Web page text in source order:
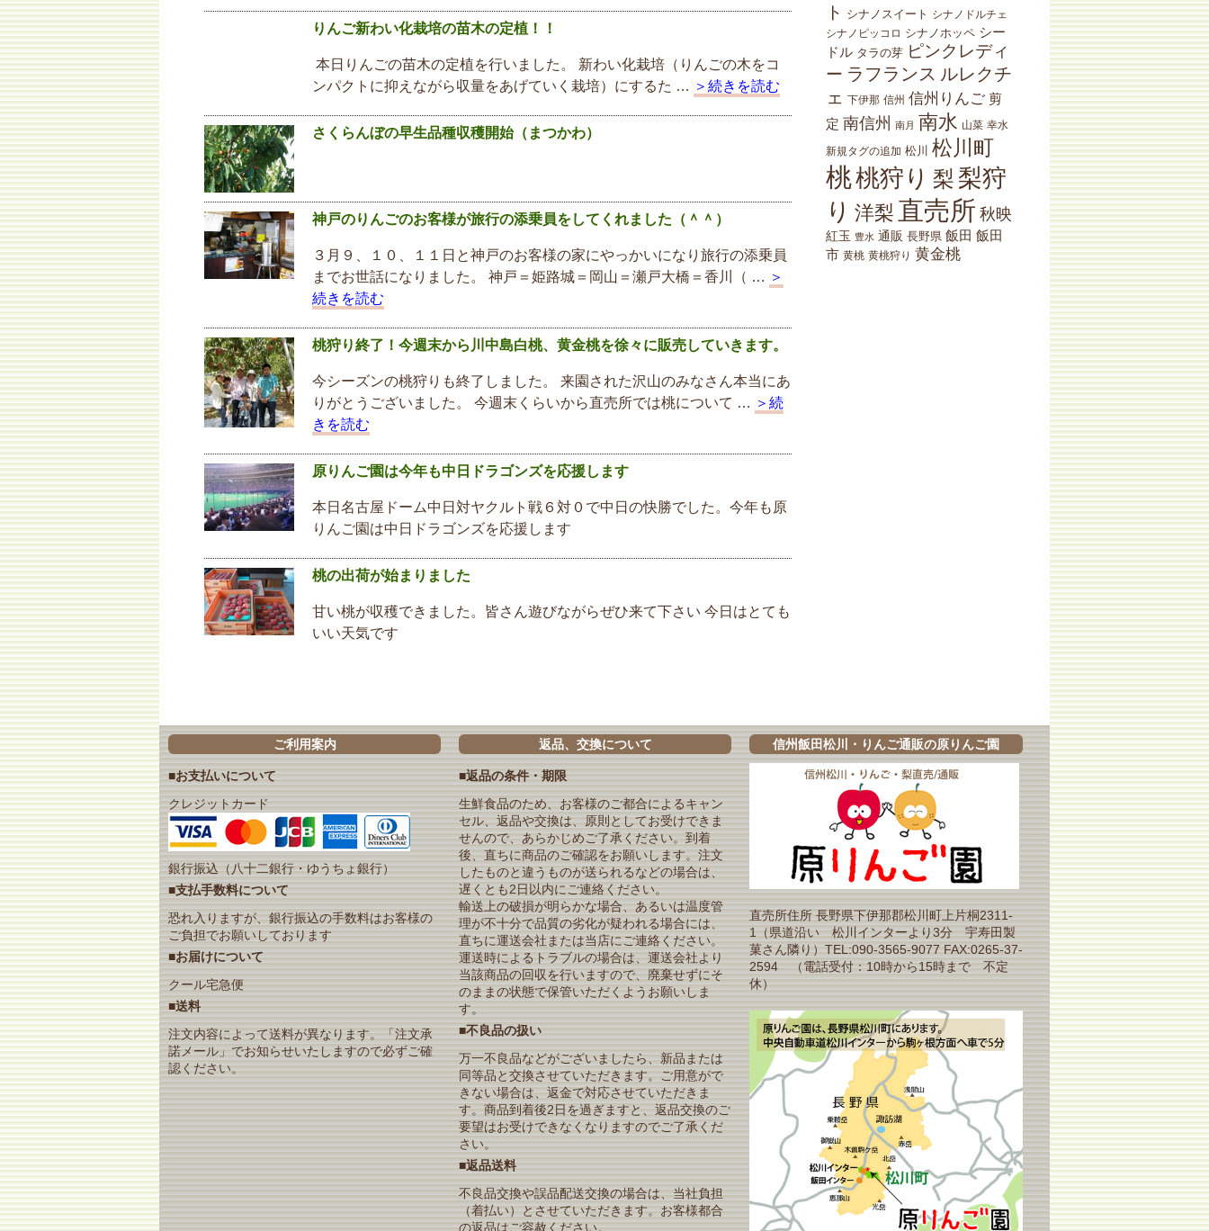
りんご新わい化栽培の苗木の定植！！
本日りんごの苗木の定植を行いました。 新わい化栽培（りんごの木をコ
ンパクトに抑えながら収量をあげていく栽培）にするた … ＞続きを読む
さくらんぼの早生品種収穫開始（まつかわ）
神戸のりんごのお客様が旅行の添乗員をしてくれました（＾＾）
３月９、１０、１１日と神戸のお客様の家にやっかいになり旅行の添乗員
までお世話になりました。 神戸＝姫路城＝岡山＝瀬戸大橋＝香川（ … ＞
続きを読む
桃狩り終了！今週末から川中島白桃、黄金桃を徐々に販売していきます。
今シーズンの桃狩りも終了しました。 来園された沢山のみなさん本当にあ
りがとうございました。 今週末くらいから直売所では桃について … ＞続
きを読む
原りんご園は今年も中日ドラゴンズを応援します
本日名古屋ドーム中日対ヤクルト戦６対０で中日の快勝でした。今年も原
りんご園は中日ドラゴンズを応援します
桃の出荷が始まりました
甘い桃が収穫できました。皆さん遊びながらぜひ来て下さい 今日はとても
いい天気です
ト シナノスイート シナノドルチェ
シナノピッコロ シナノホッペ シー
ドル タラの芽 ピンクレディ
ー ラフランス ルレクチ
ェ 下伊那 信州 信州りんご 剪
定 南信州 南月 南水 山菜 幸水
新規タグの追加 松川 松川町
桃桃狩り 梨 梨狩
り 洋梨 直売所 秋映
紅玉 豊水 通販 長野県 飯田 飯田
市 黄桃 黄桃狩り 黄金桃
ご利用案内
■お支払いについて
クレジットカード
銀行振込（八十二銀行・ゆうちょ銀行）
■支払手数料について
恐れ入りますが、銀行振込の手数料はお客様の
ご負担でお願いしております
■お届けについて
クール宅急便
■送料
注文内容によって送料が異なります。「注文承
諾メール」でお知らせいたしますので必ずご確
認ください。
返品、交換について
■返品の条件・期限
生鮮食品のため、お客様のご都合によるキャン
セル、返品や交換は、原則としてお受けできま
せんので、あらかじめご了承ください。到着
後、直ちに商品のご確認をお願いします。注文
したものと違うものが送られるなどの場合は、
遅くとも2日以内にご連絡ください。
輸送上の破損が明らかな場合、あるいは温度管
理が不十分で品質の劣化が疑われる場合には、
直ちに運送会社または当店にご連絡ください。
運送時によるトラブルの場合は、運送会社より
当該商品の回収を行いますので、廃棄せずにそ
のままの状態で保管いただくようお願いしま
す。
■不良品の扱い
万一不良品などがございましたら、新品または
同等品と交換させていただきます。ご用意がで
きない場合は、返金で対応させていただきま
す。商品到着後2日を過ぎますと、返品交換のご
要望はお受けできなくなりますのでご了承くだ
さい。
■返品送料
不良品交換や誤品配送交換の場合は、当社負担
（着払い）とさせていただきます。お客様都合
の返品はご容赦ください。
信州飯田松川・りんご通販の原りんご園
直売所住所 長野県下伊那郡松川町上片桐2311-
1（県道沿い 松川インターより3分 宇寿田製
菓さん隣り）TEL:090-3565-9077 FAX:0265-37-
2594 （電話受付：10時から15時まで 不定
休）